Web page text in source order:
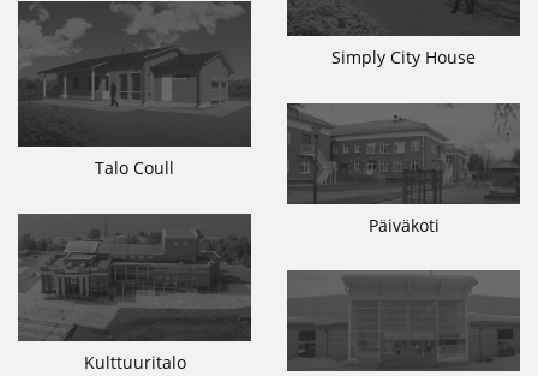
Simply City House
Talo Coull
Päiväkoti
Kulttuuritalo